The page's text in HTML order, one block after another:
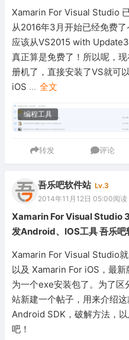
安全防御
系统下载
系统工具
Xamarin For Visual Studio
从2016年3月开始已经免费
应该从VS2015 with
真正算是免费了！所以呢，
册机了，直接安装了VS就可
iOS ... 全文
编程工具
转发 评论
吾乐吧软件站 Lv.3
2014年11月12日 05:00阅
Xamarin For Visual Studio
发Android、IOS工具 吾乐吧
Xamarin For Visual Studio
以及 Xamarin For iOS，最
为一个exe安装包了。为了
站新建一个帖子，用来介绍
Android SDK，破解方法，
吧！